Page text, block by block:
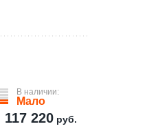
В наличии:
Мало
117 220 руб.